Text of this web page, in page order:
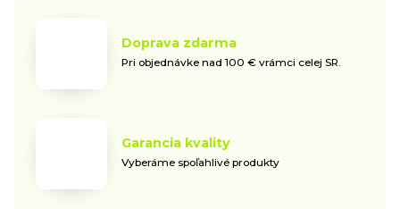
Doprava zdarma
Pri objednávke nad 100 € vrámci celej SR.
Garancia kvality
Vyberáme spoľahlivé produkty